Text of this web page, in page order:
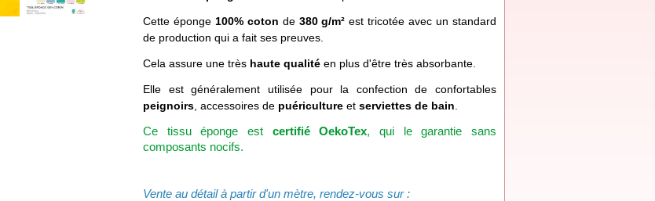
Cette éponge100% coton de 380 g/m² est tricotée avec un standard
de production qui a fait ses preuves.
Cela assure une très haute qualité en plus d'être très absorbante.
Elle est généralement utilisée pour la confection de confortables
peignoirs , accessoires de puériculture et serviettes de bain
Ce tissu éponge est certifié OekoTex, qui le garantie sans
composants nocifs.
Vente au détail à partir d'un mètre, rendez-vous sur :